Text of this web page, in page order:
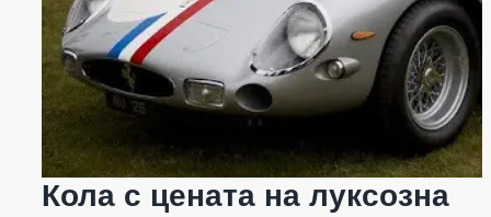
Кола с цената на луксозна